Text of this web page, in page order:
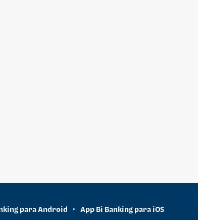
para Android • App Bi Banking para iOS